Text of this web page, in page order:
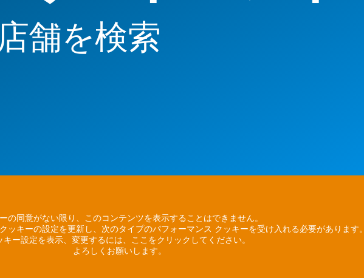
舗を検索
の同意がない限り、このコンテンツを表示することはできません。
ッキーの設定を更新し、次のタイプのパフォーマンス クッキーを受け入れる必要があります。
キー設定を表示、変更するには、ここをクリックしてください。
よろしくお願いします。